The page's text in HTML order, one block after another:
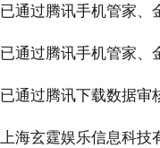
已通过腾讯手机管家、
已通过腾讯手机管家、
已通过腾讯下载数据审
上海玄霆娱乐信息科技